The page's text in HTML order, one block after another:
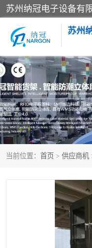
苏州
当前位置： 首页 > 供应商机
电子防潮箱
智能料架